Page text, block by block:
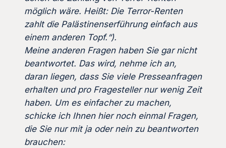
möglich wäre. Heißt: Die Terror-Renten
zahlt die Palästinenserführung einfach aus
einem anderen Topf.“).
Meine anderen Fragen haben Sie gar nicht
beantwortet. Das wird, nehme ich an,
daran liegen, dass Sie viele Presseanfragen
erhalten und pro Fragesteller nur wenig Zeit
haben. Um es einfacher zu machen,
schicke ich Ihnen hier noch einmal Fragen,
die Sie nur mit ja oder nein zu beantworten
brauchen: